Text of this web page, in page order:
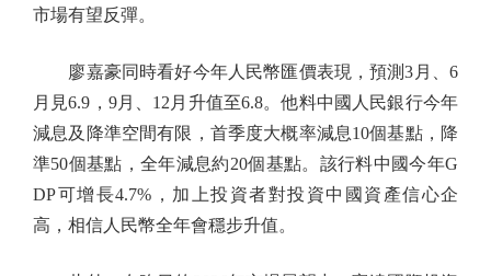
市場有望反彈。
廖嘉豪同時看好今年人民幣匯價表現，預測3月、6
月見6.9，9月、12月升值至6.8。他料中國人民銀行今年
減息及降準空間有限，首季度大概率減息10個基點，降
準50個基點，全年減息約20個基點。該行料中國今年G
DP可增長4.7%，加上投資者對投資中國資產信心企
高，相信人民幣全年會穩步升值。